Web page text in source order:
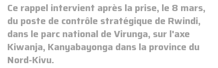
Ce rappel intervient après la prise, le 8 mars,
du poste de contrôle stratégique de Rwindi,
dans le parc national de Virunga, sur l'axe
Kiwanja, Kanyabayonga dans la province du
Nord-Kivu.